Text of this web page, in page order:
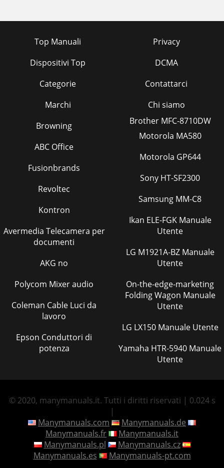
Top Manuali
Dispositivi Top
Categorie
Marchi
Privacy
DCMA
Contattarci
Chi siamo
Browning
ABC Office
Fusionbrands
Revoltec
Kontron
Avermedia Telecamera per
documenti
AKG no
Polycom Mixer audio
Coleman Cable Luci da
lavoro
Epson Conduttori di
potenza
Brother MFC-8710DW
Motorola MA580
Motorola GP644
Sony HT-SF2300
Samsung MM-C8
Ikan ELE-FGK Manuale
Utente
LG M1921A-BZ Manuale
Utente
On-the-edge-marketing
Folding Wagon Manuale
Utente
LG LX150 Manuale Utente
Yamaha HTR-5940 Manuale
Utente
© 2020, manymanuals.it. Tutti i diritti riservati | 0.024 s
|
Manymanuals.com
Manymanuals.de
Manymanuals.fr
Manymanuals.it
Manymanuals.pl
Manymanuals.cz
Manymanuals.es
Manymanuals-pt.com